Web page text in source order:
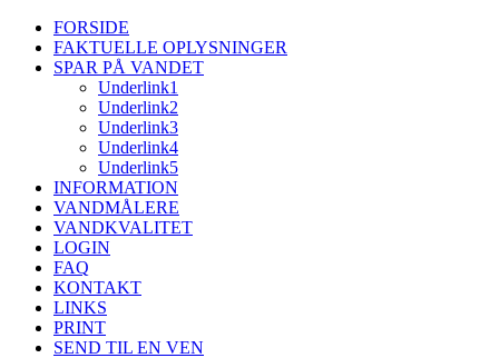
FORSIDE
FAKTUELLE OPLYSNINGER
SPAR PÅ VANDET
Underlink1
Underlink2
Underlink3
Underlink4
Underlink5
INFORMATION
VANDMÅLERE
VANDKVALITET
LOGIN
FAQ
KONTAKT
LINKS
PRINT
SEND TIL EN VEN